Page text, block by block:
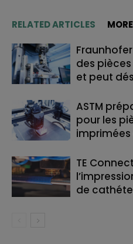
RELATED ARTICLES
des pièces
et peut
ASTM
pour les
imprimées
TE
de